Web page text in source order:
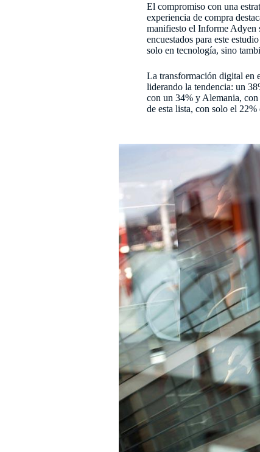
El compromiso con una
experiencia de compra
manifiesto el Informe Adyen
encuestados para este
solo en tecnología, sino
La transformación digital en
liderando la tendencia: un
con un 34% y Alemania, con
de esta lista, con solo el